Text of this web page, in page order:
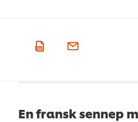
En fransk sennep